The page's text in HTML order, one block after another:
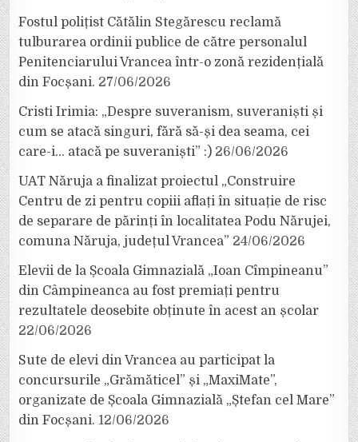
Fostul polițist Cătălin Stegărescu reclamă
tulburarea ordinii publice de către personalul
Penitenciarului Vrancea într-o zonă rezidențială
din Focșani. 27/06/2026
Cristi Irimia: „Despre suveranism, suveraniști și
cum se atacă singuri, fără să-și dea seama, cei
care-i… atacă pe suveraniști” :) 26/06/2026
UAT Năruja a finalizat proiectul „Construire
Centru de zi pentru copiii aflați în situație de risc
de separare de părinți în localitatea Podu Nărujei,
comuna Năruja, județul Vrancea” 24/06/2026
Elevii de la Școala Gimnazială „Ioan Cîmpineanu”
din Câmpineanca au fost premiați pentru
rezultatele deosebite obținute în acest an școlar
22/06/2026
Sute de elevi din Vrancea au participat la
concursurile „Grămăticel” și „MaxiMate”,
organizate de Școala Gimnazială „Ștefan cel Mare”
din Focșani. 12/06/2026